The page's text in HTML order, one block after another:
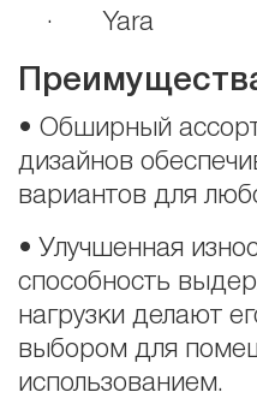
· Yara
• Обширный
дизайнов
вариантов для
• Улучшенная
способность
нагрузки делают
выбором для
использованием.